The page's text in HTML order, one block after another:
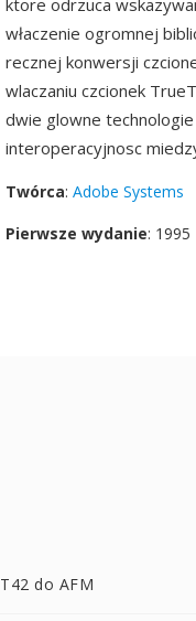
ktore odrzuca
właczenie ogromnej
recznej konwersji
wlaczaniu czcionek
dwie glowne
interoperacyjnosc
Twórca: Adobe Systems
Pierwsze wydanie: 1995
T42 do AFM